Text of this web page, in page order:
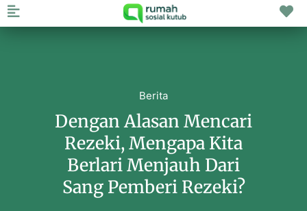
Berita
Dengan Alasan Mencari
Rezeki, Mengapa Kita
Berlari Menjauh Dari
Sang Pemberi Rezeki?